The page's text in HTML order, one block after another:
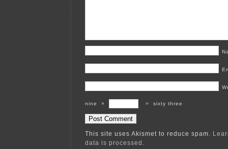
nine × = sixty three
This site uses Akismet to reduce spam.
data is processed.